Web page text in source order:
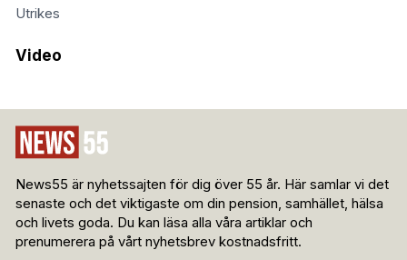
Utrikes
Video
News55 är nyhetssajten för dig över 55 år. Här samlar vi det
senaste och det viktigaste om din pension, samhället, hälsa
och livets goda. Du kan läsa alla våra artiklar och
prenumerera på vårt nyhetsbrev kostnadsfritt.